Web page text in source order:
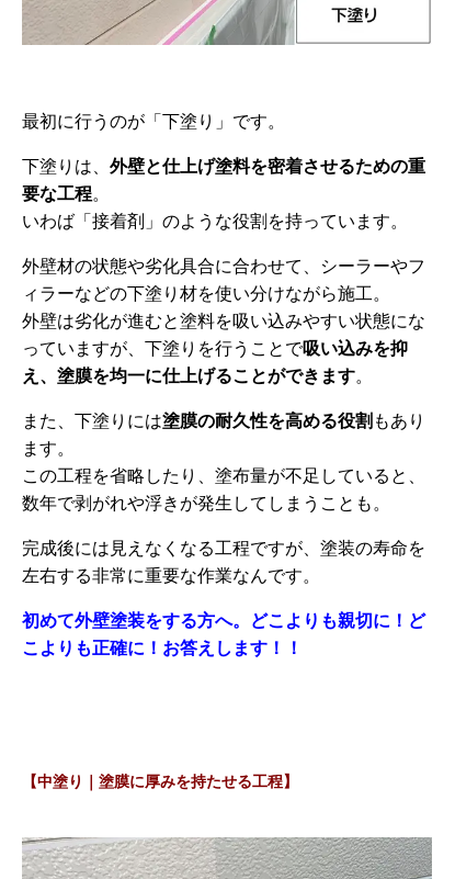
最初に行うのが「下塗り」です。
下塗りは、 外壁と仕上げ塗料を密着させるための重
要な工程。
いわば「接着剤」のような役割を持っています。
外壁材の状態や劣化具合に合わせて、シーラーやフ
ィラーなどの下塗り材を使い分けながら施工。
外壁は劣化が進むと塗料を吸い込みやすい状態にな
っていますが、下塗りを行うことで吸い込みを抑
え、塗膜を均一に仕上げることができます。
また、下塗りには塗膜の耐久性を高める役割 もあり
ます。
この工程を省略したり、塗布量が不足していると、
数年で剥がれや浮きが発生してしまうことも。
完成後には見えなくなる工程ですが、塗装の寿命を
左右する非常に重要な作業なんです。
初めて外壁塗装をする方へ。どこよりも親切に！ど
こよりも正確に！お答えします！！
【中塗り｜塗膜に厚みを持たせる工程】